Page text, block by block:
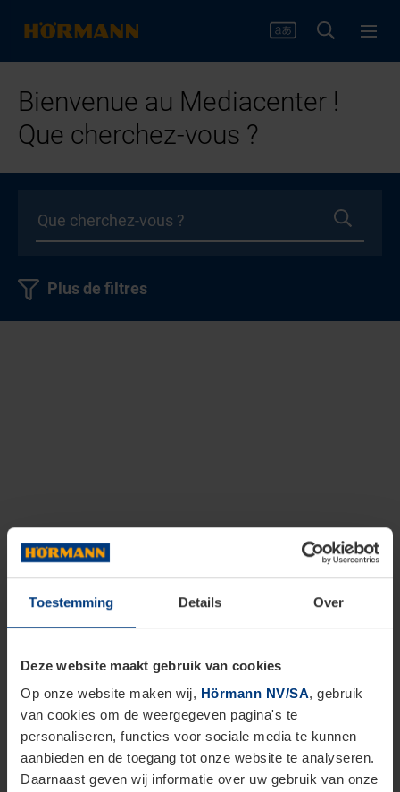
Toestemming Details Over
Deze website maakt gebruik van cookies
Op onze website maken wij, Hörmann NV/SA, gebruik
van cookies om de weergegeven pagina's te
personaliseren, functies voor sociale media te kunnen
aanbieden en de toegang tot onze website te analyseren.
Daarnaast geven wij informatie over uw gebruik van onze
Bienvenue au Mediacenter !
Que cherchez-vous ?
Plus de filtres